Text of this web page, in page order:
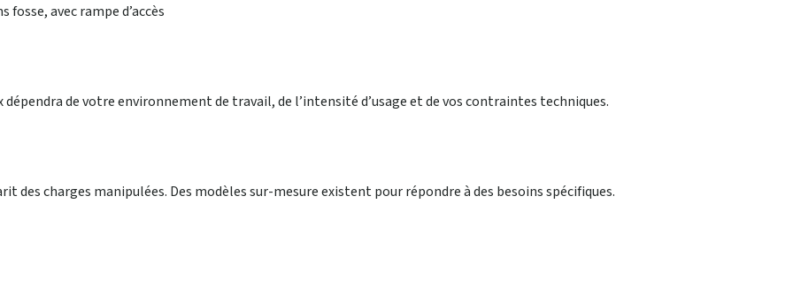
avec rampe d’accès
de votre environnement de travail, de l’intensité d’usage et de vos contraintes techniques.
des charges manipulées. Des modèles sur-mesure existent pour répondre à des besoins spécifiques.